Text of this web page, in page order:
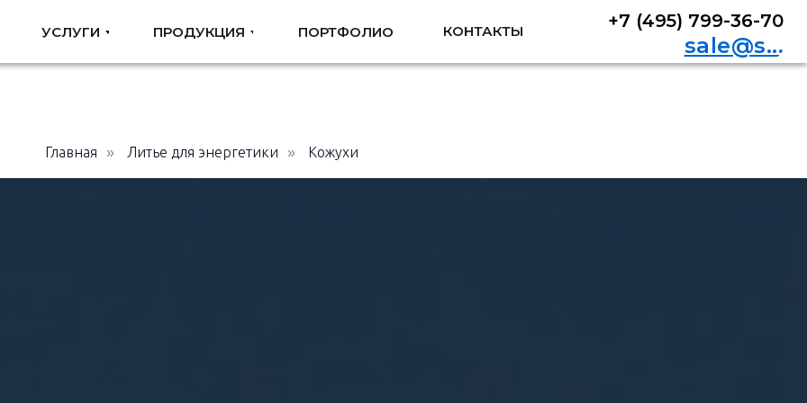
КОНТАКТЫ +7 (495) 799-36-70
УСЛУГИ ПОРТФОЛИО
sale@s...
ПРОДУКЦИЯ КОНТАКТЫ +7 (495) 799-36-70
УСЛУГИ ПОРТФОЛИО
sale@s...
ПРОДУКЦИЯ
Главная » Литье для энергетики » Кожухи